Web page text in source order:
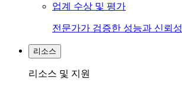
업계 수상 및 평가
전문가가 검증한 성능과 신뢰성
리소스
리소스 및 지원